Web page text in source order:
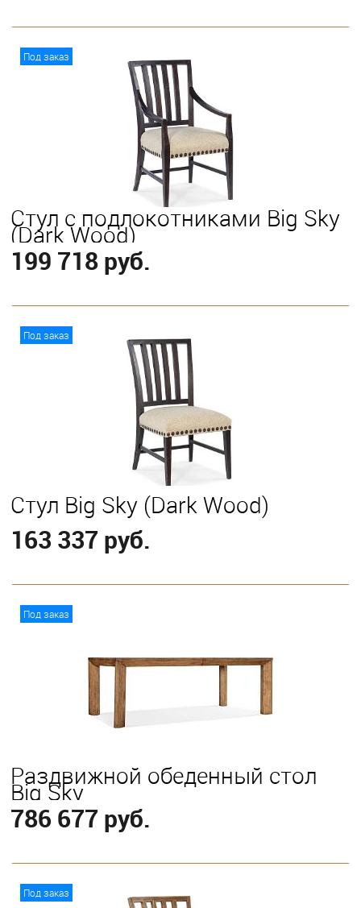
В корзину
Под заказ
Стул с подлокотниками Big Sky
(Dark Wood)
199 718 руб.
В корзину
Под заказ
Стул Big Sky (Dark Wood)
163 337 руб.
Под заказ
Раздвижной обеденный стол
Big Sky
786 677 руб.
В корзину
Под заказ